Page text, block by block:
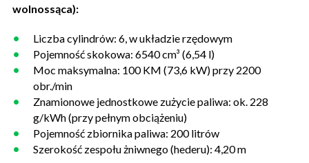
wolnossąca):
Liczba cylindrów: 6, w układzie rzędowym
Pojemność skokowa: 6540 cm³ (6,54 l)
Moc maksymalna: 100 KM (73,6 kW) przy 2200
obr./min
Znamionowe jednostkowe zużycie paliwa: ok. 228
g/kWh (przy pełnym obciążeniu)
Pojemność zbiornika paliwa: 200 litrów
Szerokość zespołu żniwnego (hederu): 4,20 m